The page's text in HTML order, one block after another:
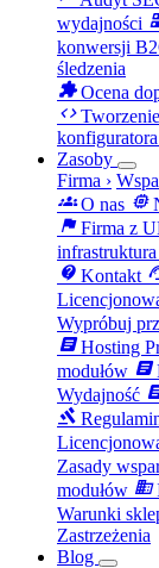
wydajności
konwersji
śledzenia
extensionOcena
code
Zasoby
Firma ›
groupsO nas memory
flagFirma z
infrastruktura
contact_support Kontakt
Wypróbuj
articleHosting
modułów article
Wydajność
gavel
Zasady
modułów business
Warunki
Zastrzeżenia
Blog